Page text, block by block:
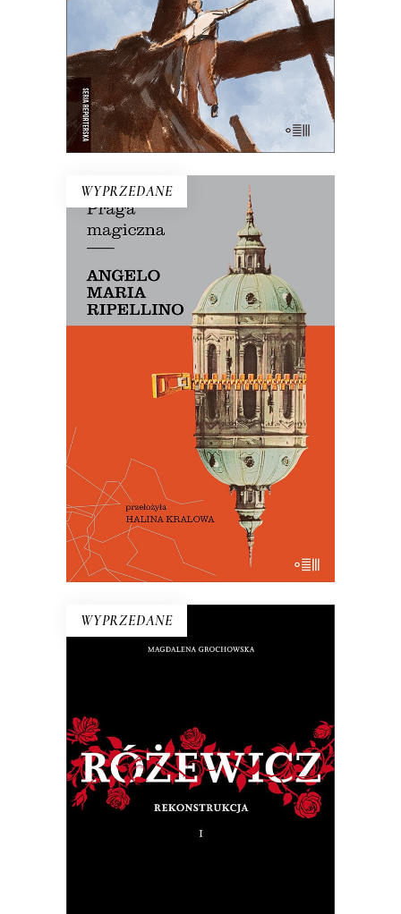
E-BOOK DO KOSZYKA
50.00zł 25.00zł
WYPRZEDANE
E-BOOK DO KOSZYKA
PRAGA MAGICZNA
Oto – jak mówi Mariusz Szczygieł –
biblia kultury czeskiej. Dla miłośników
Pragi i czeskiej kultury – lektura
niezbędna.
29.50zł
WYPRZEDANE
RÓŻEWICZ. REKONSTRUKCJA
(tom 1)
Na pytanie: „Kim jesteś?”, Tadeusz
Różewicz odpowiedział przed laty: „Kto
mnie uważnie czyta, ten wie”.